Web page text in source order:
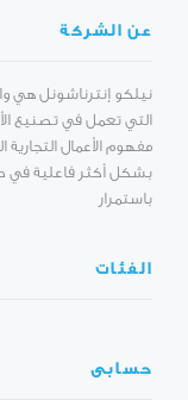
عن الشركة
نيلكو إنترناشونل هي
التي تعمل في تصنيع
مفهوم الأعمال
بشكل أكثر فاعلية في
باستمرار
الفئات
حسابى